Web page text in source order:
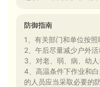
防御指南
1、有关部门和单位按
2、午后尽量减少户外活
3、对老、弱、病、幼
4、高温条件下作业和
的人员应当采取必要的